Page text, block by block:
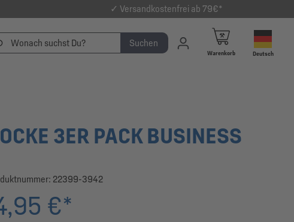
✓ Versandkostenfrei ab 79€*
Suchen
Warenkorb Deutsch
3ER PACK BUSINESS
22399-3942
€*